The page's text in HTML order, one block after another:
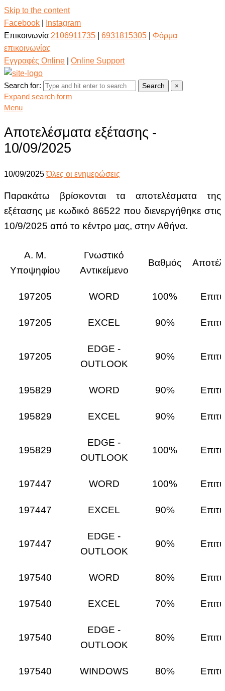
Skip to the content
Facebook
Instagram
Επικοινωνία 2106911735 6931815305
Φόρμα
επικοινωνίας
Εγγραφές Online
Online Support
Search for: Search ×
Expand search form
Menu
Αποτελέσματα εξέτασης -
10/09/2025
10/09/2025 Όλες οι ενημερώσεις
Παρακάτω βρίσκονται τα αποτελέσματα της
εξέτασης με κωδικό 86522που διενεργήθηκε στις
10/9/2025 από το κέντρο μας, στην Αθήνα.
Α. Μ.
Υποψηφίου
Γνωστικό
Αντικείμενο
Βαθμός
197205 WORD 100%
197205 EXCEL 90%
197205
EDGE -
OUTLOOK
90%
195829 WORD 90%
195829 EXCEL 90%
195829
EDGE -
OUTLOOK
100%
197447 WORD 100%
197447 EXCEL 90%
197447
EDGE -
OUTLOOK
90%
197540 WORD 80%
197540 EXCEL 70%
197540
EDGE -
OUTLOOK
80%
197540 WINDOWS 80%